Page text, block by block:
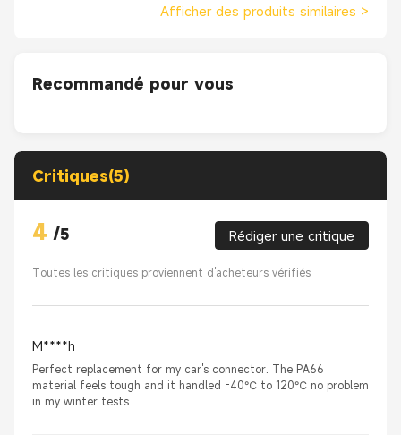
Afficher des produits similaires >
Recommandé pour vous
Critiques(5)
4 /5 Rédiger une critique
Toutes les critiques proviennent d'acheteurs vérifiés
M****h
Perfect replacement for my car's connector. The PA66
material feels tough and it handled -40℃ to 120℃ no problem
in my winter tests.